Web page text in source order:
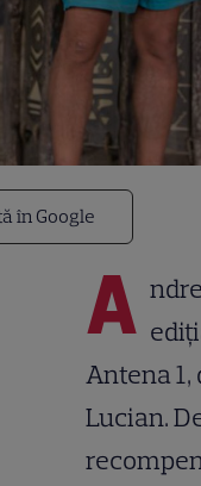
în Google
A
Antena
Lucian.